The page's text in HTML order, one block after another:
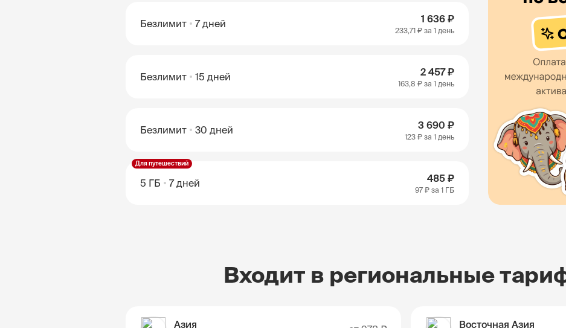
Безлимит 7 дней 1 636 ₽
233,71 ₽ за 1 день
Безлимит 15 дней 2 457 ₽
163,8 ₽ за 1 день
Безлимит 30 дней 3 690 ₽
123 ₽ за 1 день
Для путешествий
5 ГБ 7 дней 485 ₽
97 ₽ за 1 ГБ
Входит в региональные
Азия Восточная Азия